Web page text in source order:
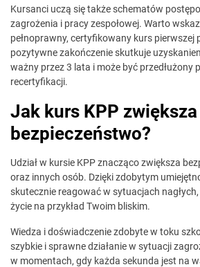
Kursanci uczą się także schematów
zagrożenia i pracy zespołowej. Warto
pełnoprawny, certyfikowany kurs pierwszej
pozytywne zakończenie skutkuje
ważny przez 3 lata i może być przedłużony
recertyfikacji.
Jak kurs KPP
bezpieczeństwo?
Udział w kursie KPP znacząco zwiększa
oraz innych osób. Dzięki zdobytym
skutecznie reagować w sytuacjach
życie na przykład Twoim bliskim.
Wiedza i doświadczenie zdobyte w toku
szybkie i sprawne działanie w sytuacji
w momentach, gdy każda sekunda jest na